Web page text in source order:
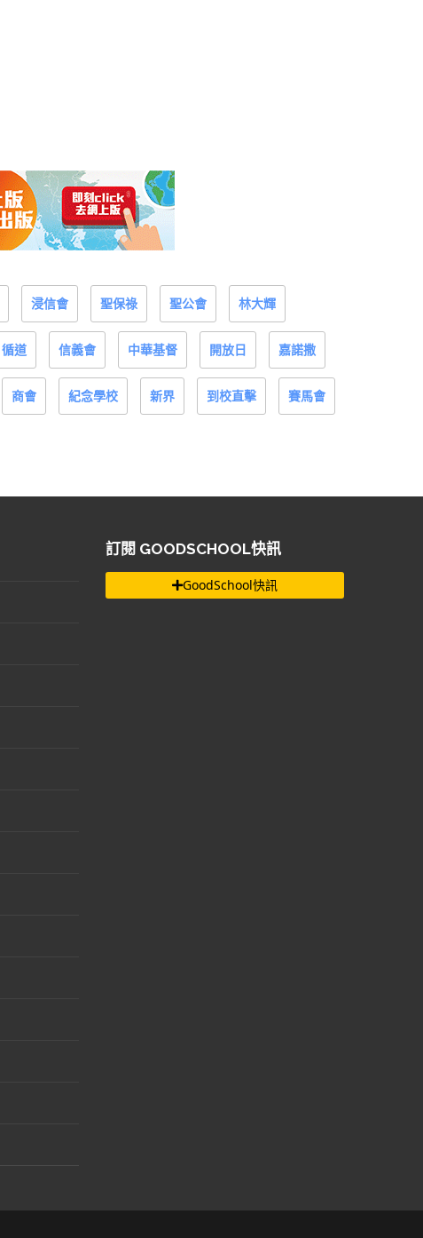
浸信會 聖保祿 聖公會 林大輝
循道 信義會 中華基督 開放日 嘉諾撒
商會 紀念學校 新界 到校直擊 賽馬會
訂閱 GOODSCHOOL快訊
GoodSchool快訊